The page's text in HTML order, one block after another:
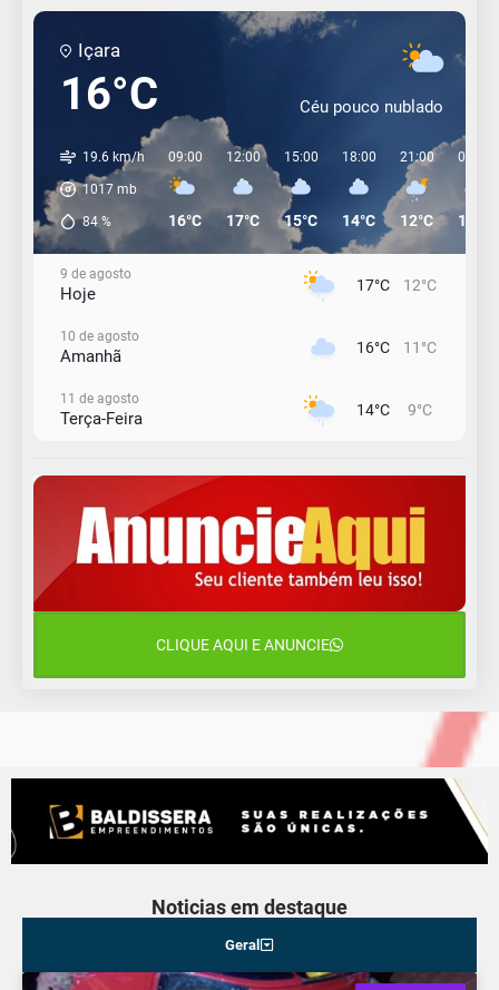
Içara
16°C Céu pouco nublado
19.6 km/h
1017 mb
84 %
09:00
16°C
12:00
17°C
15:00
15°C
18:00
14°C
21:00
12°C
00:00
12°C
9 de agosto
Hoje 17°C 12°C
10 de agosto
Amanhã 16°C 11°C
11 de agosto
Terça-Feira 14°C 9°C
Quarta-Feira 13°C 11°C
13 de agosto
Quinta-Feira
CLIQUE AQUI E ANUNCIE
Noticias em destaque
Geral